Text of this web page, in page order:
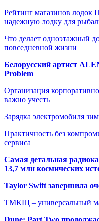
Рейтинг магазинов
надежную лодку для
Что делает одноэтажный
повседневной жизни
Белорусский артист
Problem
Организация
важно учесть
Зарядка электромобиля
Практичность без
сервиса
Самая детальная
13,7 млн космических
Taylor Swift завершила
ТМКЩ – универсальный